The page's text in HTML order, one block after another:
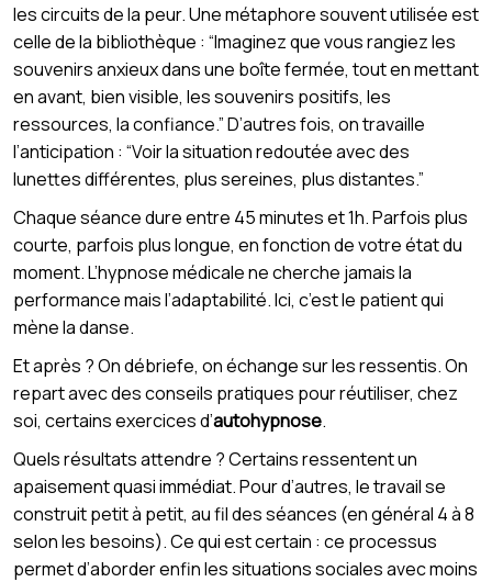
les circuits de la peur. Une métaphore souvent utilisée est
celle de la bibliothèque : “Imaginez que vous rangiez les
souvenirs anxieux dans une boîte fermée, tout en mettant
en avant, bien visible, les souvenirs positifs, les
ressources, la confiance.” D’autres fois, on travaille
l’anticipation : “Voir la situation redoutée avec des
lunettes différentes, plus sereines, plus distantes.”
Chaque séance dure entre 45 minutes et 1h. Parfois plus
courte, parfois plus longue, en fonction de votre état du
moment. L’hypnose médicale ne cherche jamais la
performance mais l’adaptabilité. Ici, c’est le patient qui
mène la danse.
Et après ? On débriefe, on échange sur les ressentis. On
repart avec des conseils pratiques pour réutiliser, chez
soi, certains exercices d’autohypnose.
Quels résultats attendre ? Certains ressentent un
apaisement quasi immédiat. Pour d’autres, le travail se
construit petit à petit, au fil des séances (en général 4 à 8
selon les besoins). Ce qui est certain : ce processus
permet d’aborder enfin les situations sociales avec moins